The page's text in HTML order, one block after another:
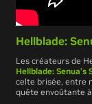
Hellblade:
Les créateurs de
Hellblade: Senua’s
celte brisée, entre
quête envoûtante